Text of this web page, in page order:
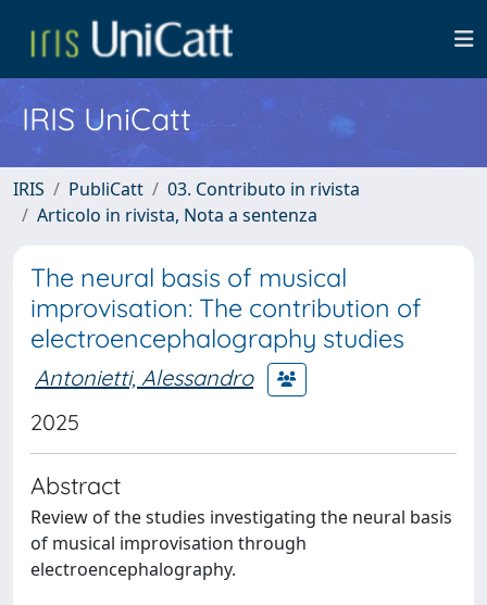
IRIS UniCatt
IRIS PubliCatt
03. Contributo in rivista
Articolo in rivista, Nota a sentenza
The neural basis of musical
improvisation: The contribution of
electroencephalography studies
Antonietti, Alessandro
2025
Abstract
Review of the studies investigating the neural basis
of musical improvisation through
electroencephalography.